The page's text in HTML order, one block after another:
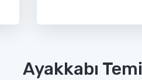
Ayakkabı